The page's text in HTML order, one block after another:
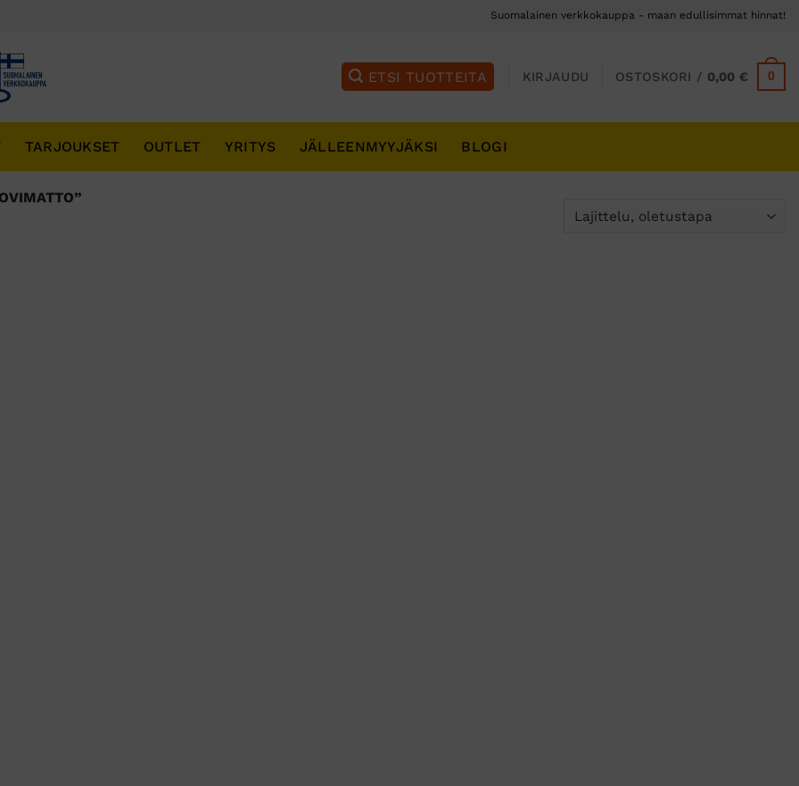
Suomalainen verkkokauppa - maan edullisimmat hinnat!
KIRJAUDU OSTOSKORI / 0,00€ 0
TARJOUKSET OUTLET YRITYS JÄLLEENMYYJÄKSI BLOGI